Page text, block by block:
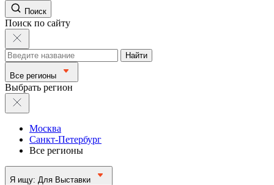
Поиск
Поиск по сайту
Найти
Все регионы
Выбрать регион
Москва
Санкт-Петербург
Все регионы
Я ищу: Для Выставки